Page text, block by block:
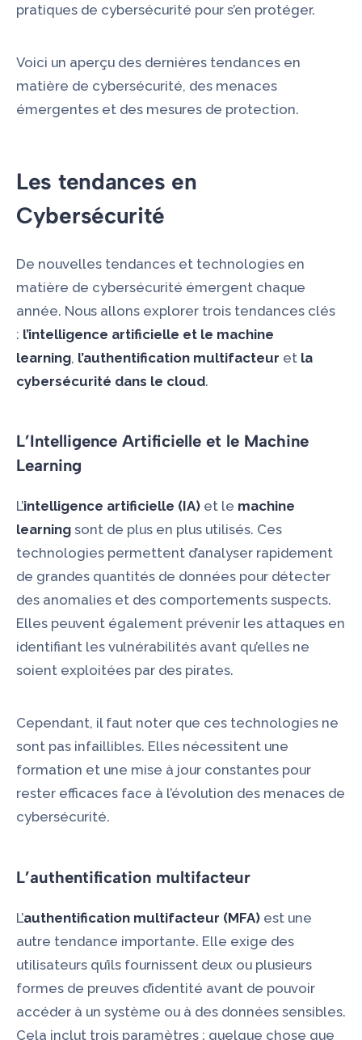
pratiques de cybersécurité pour s’en protéger.
Voici un aperçu des dernières tendances en
matière de cybersécurité, des menaces
émergentes et des mesures de protection.
Les tendances en
Cybersécurité
De nouvelles tendances et technologies en
matière de cybersécurité émergent chaque
année. Nous allons explorer trois tendances clés
: l’intelligence artificielle et le machine
learning, l’authentification multifacteur et la
cybersécurité dans le cloud.
L’Intelligence Artificielle et le Machine
Learning
L’intelligence artificielle (IA) et le machine
learning sont de plus en plus utilisés. Ces
technologies permettent d’analyser rapidement
de grandes quantités de données pour détecter
des anomalies et des comportements suspects.
Elles peuvent également prévenir les attaques en
identifiant les vulnérabilités avant qu’elles ne
soient exploitées par des pirates.
Cependant, il faut noter que ces technologies ne
sont pas infaillibles. Elles nécessitent une
formation et une mise à jour constantes pour
rester efficaces face à l’évolution des menaces de
cybersécurité.
L’authentification multifacteur
L’authentification multifacteur (MFA) est une
autre tendance importante. Elle exige des
utilisateurs qu’ils fournissent deux ou plusieurs
formes de preuves d’identité avant de pouvoir
accéder à un système ou à des données sensibles.
Cela inclut trois paramètres : quelque chose que